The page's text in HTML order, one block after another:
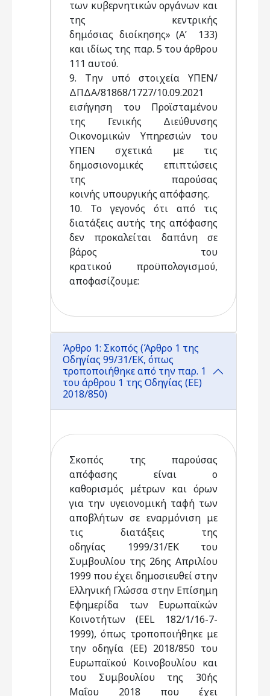
των κυβερνητικών οργάνων και
της κεντρικής
δημόσιας διοίκησης» (Α’ 133)
και ιδίως της παρ. 5 του άρθρου
111 αυτού.
9. Την υπό στοιχεία ΥΠΕΝ/
ΔΠΔΑ/81868/1727/10.09.2021
εισήγηση του Προϊσταμένου
της Γενικής Διεύθυνσης
Οικονομικών Υπηρεσιών του
ΥΠΕΝ σχετικά με τις
δημοσιονομικές επιπτώσεις
της παρούσας
κοινής υπουργικής απόφασης.
10. Το γεγονός ότι από τις
διατάξεις αυτής της απόφασης
δεν προκαλείται δαπάνη σε
βάρος του
κρατικού προϋπολογισμού,
αποφασίζουμε:
Άρθρο 1: Σκοπός (Άρθρο 1 της
Οδηγίας 99/31/ΕΚ, όπως
τροποποιήθηκε από την παρ. 1
του άρθρου 1 της Οδηγίας (ΕΕ)
2018/850)
Σκοπός της παρούσας
απόφασης είναι ο
καθορισμός μέτρων και όρων
για την υγειονομική ταφή των
αποβλήτων σε εναρμόνιση με
τις διατάξεις της
οδηγίας 1999/31/ΕΚ του
Συμβουλίου της 26ης Απριλίου
1999 που έχει δημοσιευθεί στην
Ελληνική Γλώσσα στην Επίσημη
Εφημερίδα των Ευρωπαϊκών
Κοινοτήτων (ΕΕL 182/1/16-7-
1999), όπως τροποποιήθηκε με
την οδηγία (ΕΕ) 2018/850 του
Ευρωπαϊκού Κοινοβουλίου και
του Συμβουλίου της 30ής
Μαΐου 2018 που έχει